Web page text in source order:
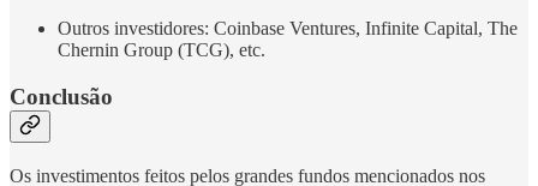
Outros investidores: Coinbase Ventures, Infinite Capital, The
Chernin Group (TCG), etc.
Conclusão
Os investimentos feitos pelos grandes fundos mencionados nos